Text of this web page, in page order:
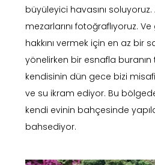
büyüleyici havasını
mezarlarını fotoğraflıyoruz.
hakkını vermek için en az bir
yönelirken bir esnafla
kendisinin dün gece bizi
ve su ikram ediyor. Bu bölgede
kendi evinin bahçesinde
bahsediyor.